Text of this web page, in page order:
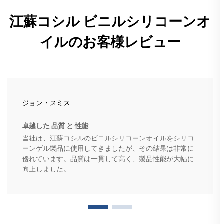
江蘇コシル ビニルシリコーンオ
イルのお客様レビュー
ジョン・スミス
卓越した 品質 と 性能
当社は、江蘇コシルのビニルシリコーンオイルをシリコ
ーンゲル製品に使用してきましたが、その結果は非常に
優れています。品質は一貫して高く、製品性能が大幅に
向上しました。